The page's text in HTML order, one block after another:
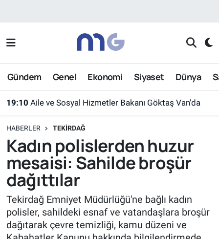
Gündem Genel Ekonomi Siyaset Dünya
19:10 Aile ve Sosyal Hizmetler Bakanı Göktaş Van'da
HABERLER TEKIRDAĞ
Kadın polislerden huzur
mesaisi: Sahilde broşür
dağıttılar
Tekirdağ Emniyet Müdürlüğü'ne bağlı kadın
polisler, sahildeki esnaf ve vatandaşlara broşür
dağıtarak çevre temizliği, kamu düzeni ve
Nöbetçi Eczaneler
Hava Durumu
Süper Lig Puan Durumu ve Fikstür
Tüm Manşetler
Son Dakika Haberleri
Haber Arşivi